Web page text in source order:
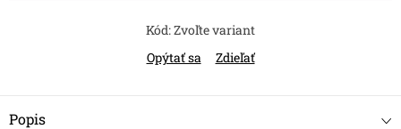
Kód:Zvoľte variant
Opýtať sa
Zdieľať
Popis